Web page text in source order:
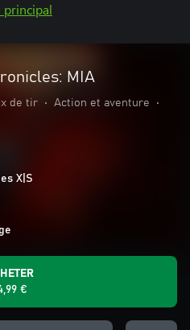
principal
MIA
de tir • Action et aventure
•
X|S
€